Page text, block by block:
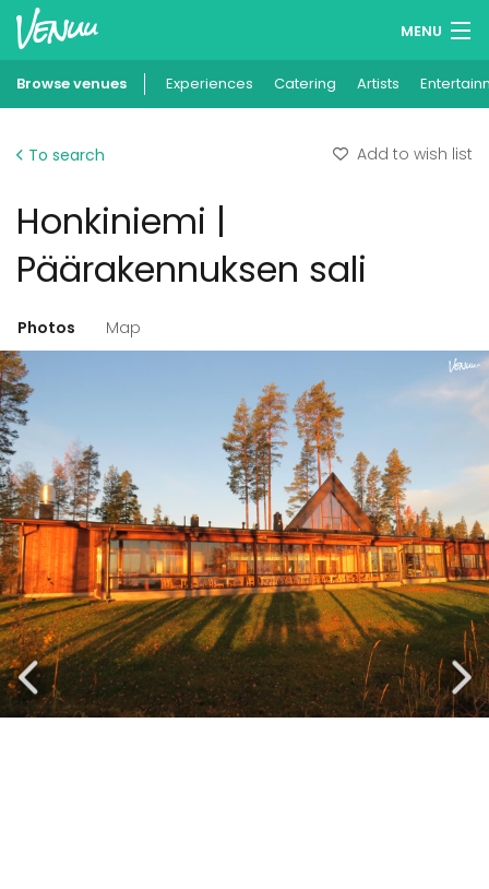
MENU
Wish lists
Add your venue
Browse venues Experiences Catering Artists
To search Add to wish list
Honkiniemi |
Päärakennuksen sali
Photos Map